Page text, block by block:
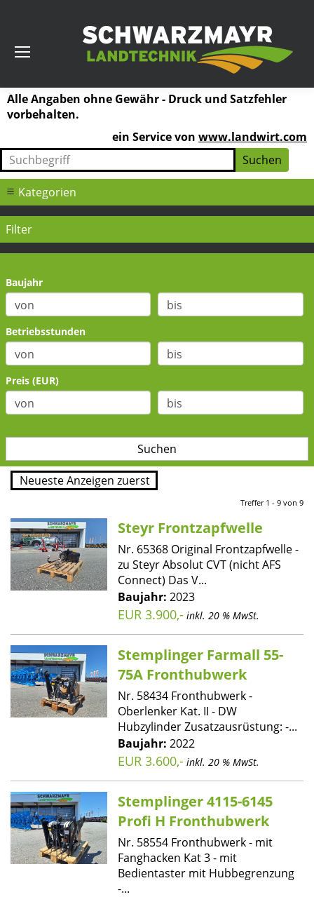
Kategorien
Filter
Baujahr
Betriebsstunden
Preis (EUR)
Treffer 1 - 9 von 9
Steyr Frontzapfwelle
Nr. 65368 Original Frontzapfwelle -
zu Steyr Absolut CVT (nicht AFS
Connect) Das V...
Baujahr: 2023
EUR 3.900,- inkl. 20 % MwSt.
Stemplinger Farmall 55-
75A Fronthubwerk
Nr. 58434 Fronthubwerk -
Oberlenker Kat. II - DW
Hubzylinder Zusatzausrüstung: -...
Baujahr: 2022
EUR 3.600,- inkl. 20 % MwSt.
Stemplinger 4115-6145
Profi H Fronthubwerk
Nr. 58554 Fronthubwerk - mit
Fanghacken Kat 3 - mit
Bedientaster mit Hubbegrenzung
-...
Alle Angaben ohne Gewähr - Druck und Satzfehler
vorbehalten.
ein Service von www.landwirt.com